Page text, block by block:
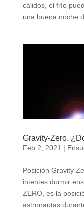
cálidos, el frío
una buena noche
Gravity-Zero.
Feb 2, 2021 |
Posición Gravity
intentes dormir
ZERO, es la
astronautas